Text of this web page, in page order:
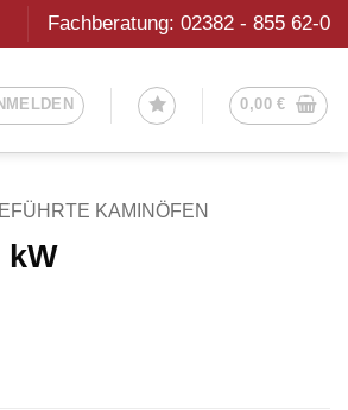
Fachberatung: 02382 - 855 62-0
0,00€
KAMINÖFEN
kW